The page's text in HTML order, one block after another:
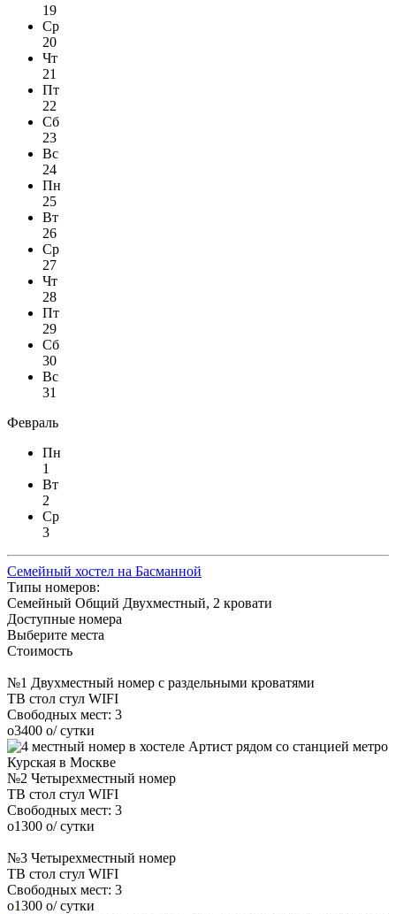
19
Ср
20
Чт
21
Пт
22
Сб
23
Вс
24
Пн
25
Вт
26
Ср
27
Чт
28
Пт
29
Сб
30
Вс
31
Февраль
Пн
1
Вт
2
Ср
3
Семейный хостел на Басманной
Типы номеров:
Семейный Общий Двухместный, 2 кровати
Доступные номера
Выберите места
Стоимость
№1 Двухместный номер с раздельными кроватями
ТВ стол стул WIFI
Свободных мест: 3
o3400 o/ сутки
№2 Четырехместный номер
ТВ стол стул WIFI
Свободных мест: 3
o1300 o/ сутки
№3 Четырехместный номер
ТВ стол стул WIFI
Свободных мест: 3
o1300 o/ сутки